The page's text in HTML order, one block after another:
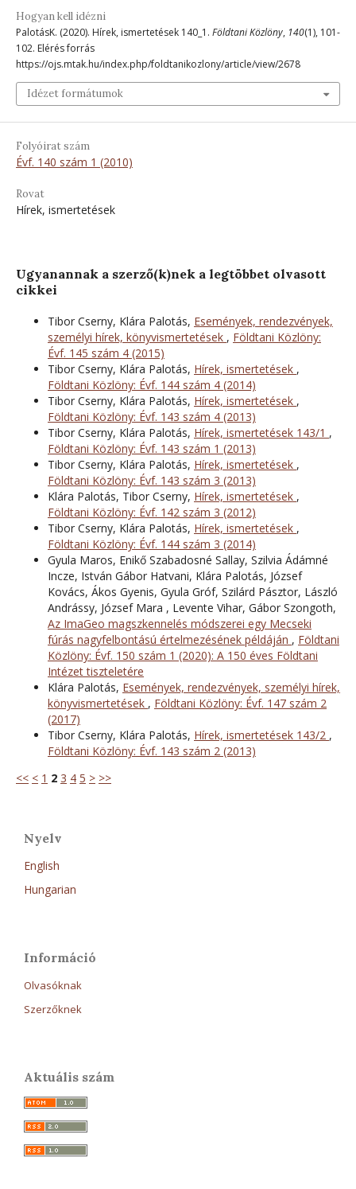
Hogyan kell idézni
PalotásK. (2020). Hírek, ismertetések 140_1. Földtani Közlöny, 140(1), 101-
102. Elérés forrás
https://ojs.mtak.hu/index.php/foldtanikozlony/article/view/2678
Idézet formátumok
Folyóirat szám
Évf. 140 szám 1 (2010)
Rovat
Hírek, ismertetések
Ugyanannak a szerző(k)nek a legtöbbet olvasott
cikkei
Tibor Cserny, Klára Palotás, Események, rendezvények,
személyi hírek, könyvismertetések , Földtani Közlöny:
Évf. 145 szám 4 (2015)
Tibor Cserny, Klára Palotás, Hírek, ismertetések ,
Földtani Közlöny: Évf. 144 szám 4 (2014)
Tibor Cserny, Klára Palotás, Hírek, ismertetések ,
Földtani Közlöny: Évf. 143 szám 4 (2013)
Tibor Cserny, Klára Palotás, Hírek, ismertetések 143/1 ,
Földtani Közlöny: Évf. 143 szám 1 (2013)
Tibor Cserny, Klára Palotás, Hírek, ismertetések ,
Földtani Közlöny: Évf. 143 szám 3 (2013)
Klára Palotás, Tibor Cserny, Hírek, ismertetések ,
Földtani Közlöny: Évf. 142 szám 3 (2012)
Tibor Cserny, Klára Palotás, Hírek, ismertetések ,
Földtani Közlöny: Évf. 144 szám 3 (2014)
Gyula Maros, Enikő Szabadosné Sallay, Szilvia Ádámné
Incze, István Gábor Hatvani, Klára Palotás, József
Kovács, Ákos Gyenis, Gyula Gróf, Szilárd Pásztor, László
Andrássy, József Mara , Levente Vihar, Gábor Szongoth,
Az ImaGeo magszkennelés módszerei egy Mecseki
fúrás nagyfelbontású értelmezésének példáján , Földtani
Közlöny: Évf. 150 szám 1 (2020): A 150 éves Földtani
Intézet tiszteletére
Klára Palotás, Események, rendezvények, személyi hírek,
könyvismertetések , Földtani Közlöny: Évf. 147 szám 2
(2017)
Tibor Cserny, Klára Palotás, Hírek, ismertetések 143/2 ,
Földtani Közlöny: Évf. 143 szám 2 (2013)
<< < 1 2 3 4 5 > >>
Nyelv
English
Hungarian
Információ
Olvasóknak
Szerzőknek
Aktuális szám